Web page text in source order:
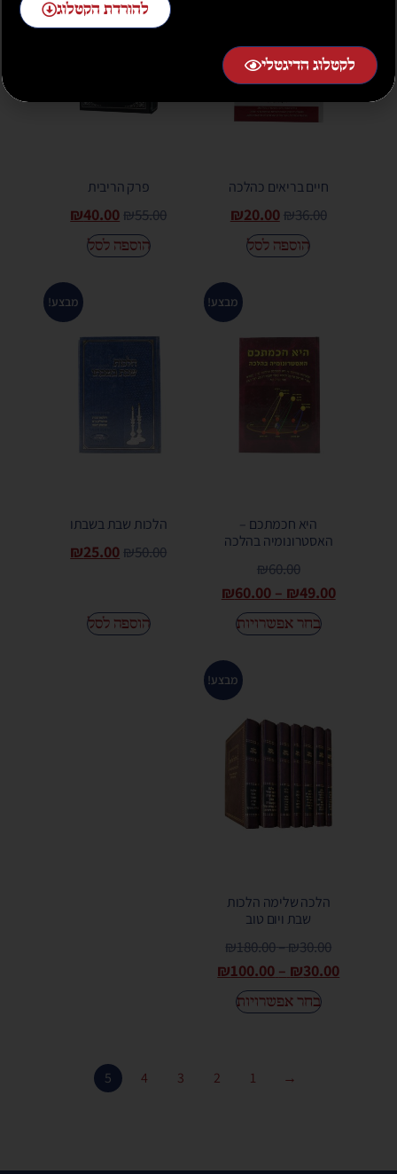
חיים בריאים כהלכה
₪36.00
₪20.00
הוספה לסל
פרק הריבית
₪55.00
₪40.00
הוספה לסל
מבצע!
היא חכמתכם –
האסטרונומיה בהלכה
₪60.00
₪49.00
–
₪60.00
בחר אפשרויות
מבצע!
הלכות שבת בשבתו
₪50.00
₪25.00
הוספה לסל
מבצע!
הלכה שלימה הלכות
שבת ויום טוב
₪30.00
–
₪180.00
₪30.00
–
₪100.00
בחר אפשרויות
→
1
2
3
4
5
להורדת הקטלוג
לקטלוג הדיגטלי